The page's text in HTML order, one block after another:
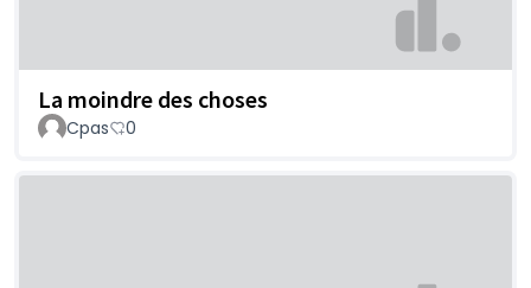
La moindre des choses
Cpas 0